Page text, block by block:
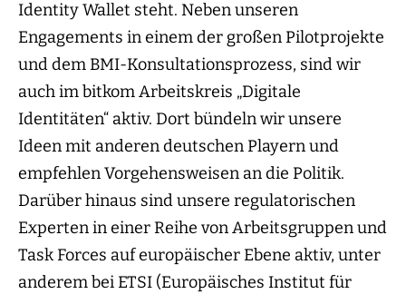
Identity Wallet steht. Neben unseren
Engagements in einem der großen Pilotprojekte
und dem BMI-Konsultationsprozess, sind wir
auch im bitkom Arbeitskreis „Digitale
Identitäten“ aktiv. Dort bündeln wir unsere
Ideen mit anderen deutschen Playern und
empfehlen Vorgehensweisen an die Politik.
Darüber hinaus sind unsere regulatorischen
Experten in einer Reihe von Arbeitsgruppen und
Task Forces auf europäischer Ebene aktiv, unter
anderem bei ETSI (Europäisches Institut für